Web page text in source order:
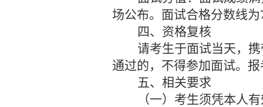
场公布。面试合格分数
四、资格复核
请考生于面试当天，
通过的，不得参加面试。
五、相关要求
（一）考生须凭本人